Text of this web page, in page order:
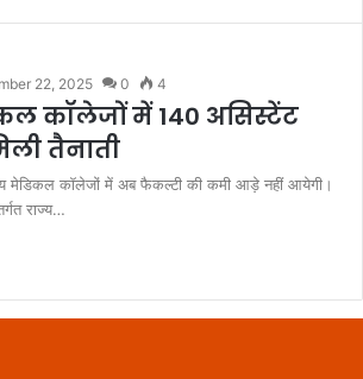
22, 2025 0 4
कॉलेजों में 140 असिस्टेंट
तैनाती
मेडिकल कॉलेजों में अब फैकल्टी की कमी आड़े नहीं आयेगी।
राज्य…